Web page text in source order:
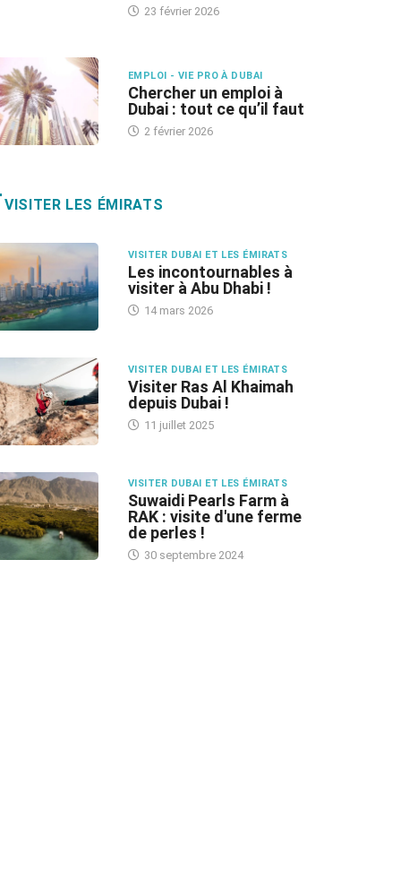
23 février 2026
EMPLOI - VIE PRO À DUBAI
Chercher un emploi à
Dubai : tout ce qu’il faut
2 février 2026
VISITER LES ÉMIRATS
VISITER DUBAI ET LES ÉMIRATS
Les incontournables à
visiter à Abu Dhabi !
14 mars 2026
VISITER DUBAI ET LES ÉMIRATS
Visiter Ras Al Khaimah
depuis Dubai !
11 juillet 2025
VISITER DUBAI ET LES ÉMIRATS
Suwaidi Pearls Farm à
RAK : visite d'une ferme
de perles !
30 septembre 2024